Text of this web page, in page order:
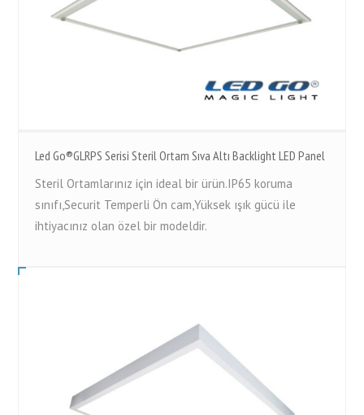
Led Go®GLRPS Serisi Steril Ortam Sıva Altı Backlight LED Panel
Steril Ortamlarınız için ideal bir ürün.IP65 koruma
sınıfı,Securit Temperli Ön cam,Yüksek ışık gücü ile
ihtiyacınız olan özel bir modeldir.